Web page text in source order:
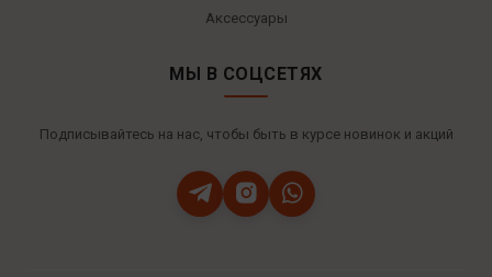
Аксессуары
МЫ В СОЦСЕТЯХ
Подписывайтесь на нас, чтобы быть в курсе новинок и акций